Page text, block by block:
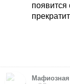
появится
Мафиозная